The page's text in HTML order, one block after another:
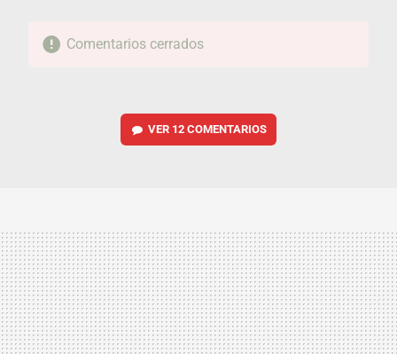
Comentarios cerrados
VER 12 COMENTARIOS